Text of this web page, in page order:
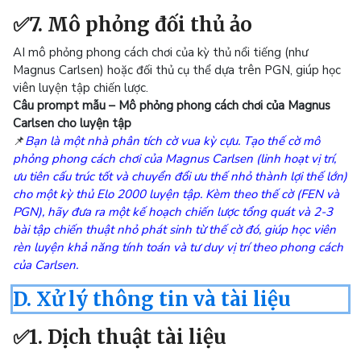
✅7. Mô phỏng đối thủ ảo
AI mô phỏng phong cách chơi của kỳ thủ nổi tiếng (như
Magnus Carlsen) hoặc đối thủ cụ thể dựa trên PGN, giúp học
viên luyện tập chiến lược.
Câu prompt mẫu – Mô phỏng phong cách chơi của Magnus
Carlsen cho luyện tập
📌Bạn là một nhà phân tích cờ vua kỳ cựu. Tạo thế cờ mô
phỏng phong cách chơi của Magnus Carlsen (linh hoạt vị trí,
ưu tiên cấu trúc tốt và chuyển đổi ưu thế nhỏ thành lợi thế lớn)
cho một kỳ thủ Elo 2000 luyện tập. Kèm theo thế cờ (FEN và
PGN), hãy đưa ra một kế hoạch chiến lược tổng quát và 2-3
bài tập chiến thuật nhỏ phát sinh từ thế cờ đó, giúp học viên
rèn luyện khả năng tính toán và tư duy vị trí theo phong cách
của Carlsen.
D. Xử lý thông tin và tài liệu
✅1. Dịch thuật tài liệu